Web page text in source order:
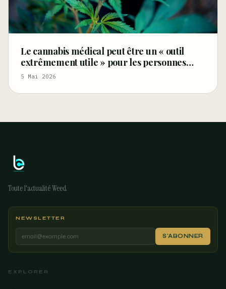
Le cannabis médical peut être un « outil
extrêmement utile » pour les personnes
âgées souffrant de douleurs et d’autres
5 Mai 2026
Toute l'actualité Weed
NEWSLETTER
S'ABONNER
EXPLORER